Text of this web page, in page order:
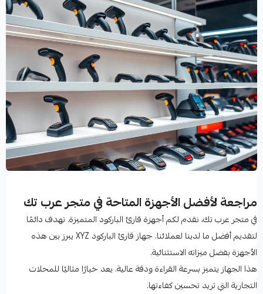
مراجعة لأفضل الأجهزة المتاحة في متجر عرب تك
في متجر عرب تك، نقدم لكم أجهزة قارئ الباركود المتميزة. نهدف دائمًا
لتقديم أفضل ما لدينا لعملائنا. جهاز قارئ الباركود XYZ يبرز بين هذه
الأجهزة بفضل ميزاته الاستثنائية.
هذا الجهاز يتميز بسرعة القراءة ودقة عالية. يعد خيارًا مثاليًا للمحلات
التجارية التي تريد تحسين كفاءتها.